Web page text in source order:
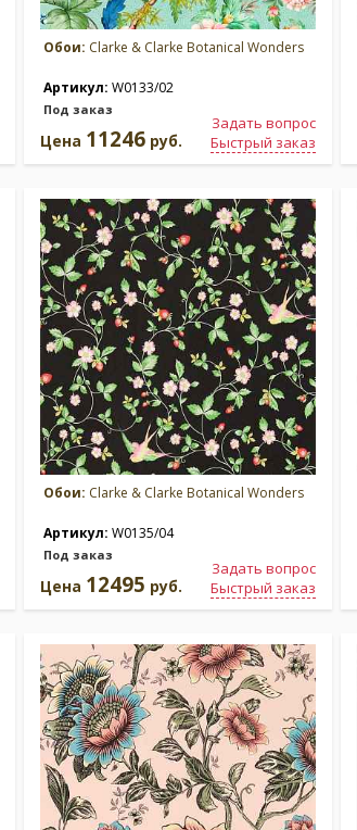
Обои: Clarke & Clarke Botanical Wonders
Артикул: W0133/02
Под заказ
Задать вопрос
Быстрый заказ
Цена 11246 руб.
Обои: Clarke & Clarke Botanical Wonders
Артикул: W0135/04
Под заказ
Задать вопрос
Быстрый заказ
Цена 12495 руб.